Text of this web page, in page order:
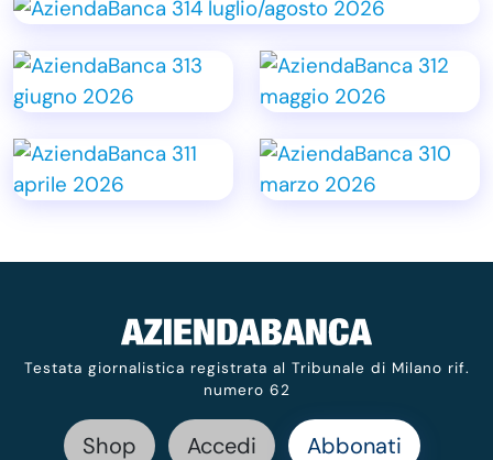
Testata giornalistica registrata al Tribunale di Milano rif.
numero 62
Shop Accedi Abbonati